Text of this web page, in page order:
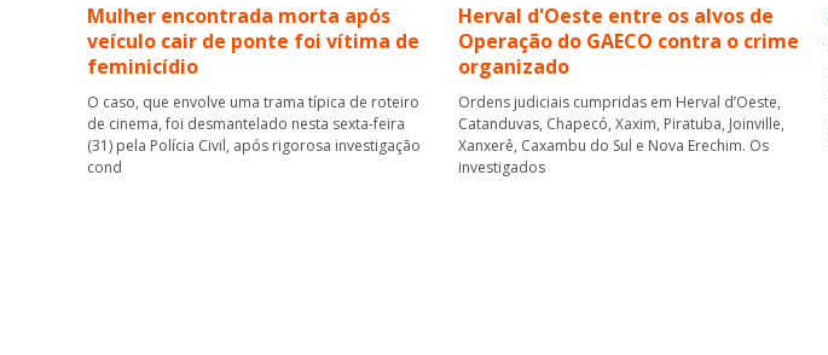
Mulher encontrada morta após
veículo cair de ponte foi vítima de
feminicídio
O caso, que envolve uma trama típica de roteiro
de cinema, foi desmantelado nesta sexta-feira
(31) pela Polícia Civil, após rigorosa investigação
cond
Herval d'Oeste entre os alvos de
Operação do GAECO contra o crime
organizado
Ordens judiciais cumpridas em Herval d’Oeste,
Catanduvas, Chapecó, Xaxim, Piratuba, Joinville,
Xanxerê, Caxambu do Sul e Nova Erechim. Os
investigados